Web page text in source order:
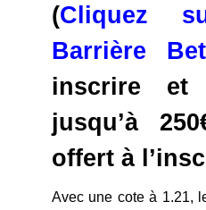
(Cliquez
Barrière Bet
inscrire et
jusqu’à
offert à
Avec une cote à 1.21,